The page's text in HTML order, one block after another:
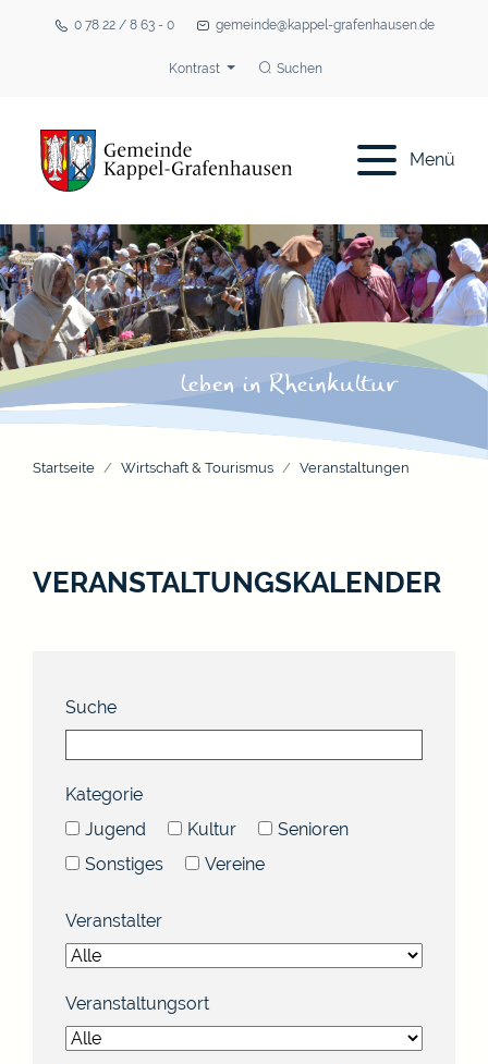
0 78 22 / 8 63 - 0 gemeinde@kappel-grafenhausen.de
Kontrast Suchen
Menü
Startseite Wirtschaft & Tourismus Veranstaltungen
VERANSTALTUNGSKALENDER
Suche
Kategorie
Jugend
Kultur
Senioren
Sonstiges
Vereine
Veranstalter
Veranstaltungsort